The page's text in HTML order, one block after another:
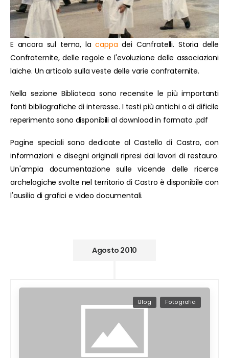
E ancora sul tema, lacappa dei Confratelli. Storia delle
Confraternite, delle regole e l'evoluzione delle associazioni
laiche. Un articolo sulla veste delle varie confraternite.
Nella sezione Biblioteca sono recensite le più importanti
fonti bibliografiche di interesse. I testi più antichi o di dificile
reperimento sono disponibili al download in formato .pdf
Pagine speciali sono dedicate al Castello di Castro, con
informazioni e disegni originali ripresi dai lavori di restauro.
Un'ampia documentazione sulle vicende delle ricerce
archelogiche svolte nel territorio di Castro è disponibile con
l'ausilio di grafici e video documentali.
Agosto 2010
Blog Fotografia